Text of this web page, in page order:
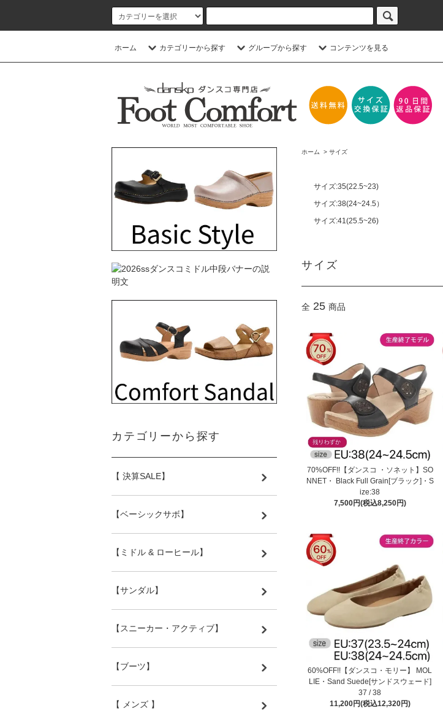
ホーム カテゴリーから探す グループから探す コンテンツを見る
ホーム > サイズ
サイズ:35(22.5~23)
サイズ:38(24~24.5）
サイズ:41(25.5~26)
サイズ
全 25 商品
70%OFF!!【ダンスコ ・ソネット】SO
NNET・ Black Full Grain[ブラック]・S
ize:38
7,500円(税込8,250円)
60%OFF!!【ダンスコ・モリー】 MOL
LIE・Sand Suede[サンドスウェード]
37 / 38
11,200円(税込12,320円)
カテゴリーから探す
【 決算SALE】
【ベーシックサボ】
【ミドル & ローヒール】
【サンダル】
【スニーカー・アクティブ】
【ブーツ】
【 メンズ 】